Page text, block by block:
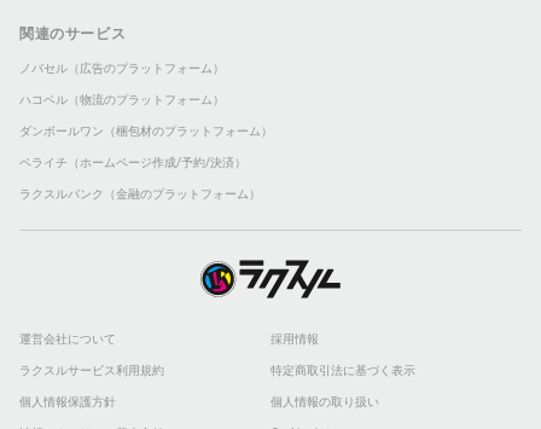
関連のサービス
ノバセル（広告のプラットフォーム）
ハコベル（物流のプラットフォーム）
ダンボールワン（梱包材のプラットフォーム）
ペライチ（ホームページ作成/予約/決済）
ラクスルバンク（金融のプラットフォーム）
運営会社について 採用情報
ラクスルサービス利用規約 特定商取引法に基づく表示
個人情報保護方針 個人情報の取り扱い